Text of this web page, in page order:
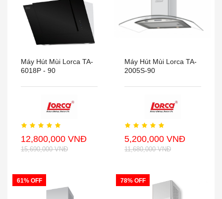
Máy Hút Mùi Lorca TA-
6018P - 90
12,800,000 VNĐ
15,690,000 VNĐ
Máy Hút Mùi Lorca TA-
2005S-90
5,200,000 VNĐ
11,680,000 VNĐ
61% OFF 78% OFF